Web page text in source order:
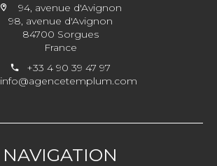
94, avenue d'Avignon
98, avenue d'Avignon
84700 Sorgues
France
+33 4 90 39 47 97
info@agencetemplum.com
NAVIGATION